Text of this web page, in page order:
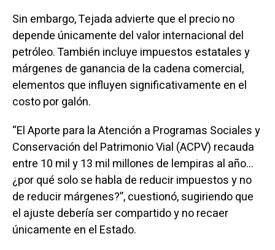
Sin embargo, Tejada advierte que el precio no
depende únicamente del valor internacional del
petróleo. También incluye impuestos estatales y
márgenes de ganancia de la cadena comercial,
elementos que influyen significativamente en el
costo por galón.
“El Aporte para la Atención a Programas Sociales y
Conservación del Patrimonio Vial (ACPV) recauda
entre 10 mil y 13 mil millones de lempiras al año…
¿por qué solo se habla de reducir impuestos y no
de reducir márgenes?”, cuestionó, sugiriendo que
el ajuste debería ser compartido y no recaer
únicamente en el Estado.